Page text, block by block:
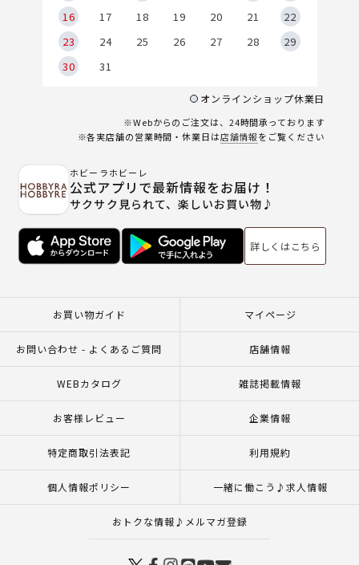
16
17 18 19 20 21
22
23
24 25 26 27 28
29
30
31
オンラインショップ休業日
※Webからのご注文は、24時間承っております
※各実店舗の営業時間・休業日は店舗情報をご覧ください
ホビーラホビーレ
公式アプリで最新情報をお届け！
サクサク見られて、楽しいお買い物♪
詳しくはこちら
お買い物ガイド マイページ
お問い合わせ - よくあるご質問 店舗情報
WEBカタログ 雑誌掲載情報
お客様レビュー 企業情報
特定商取引法表記 利用規約
個人情報ポリシー 一緒に働こう♪求人情報
おトクな情報♪メルマガ登録